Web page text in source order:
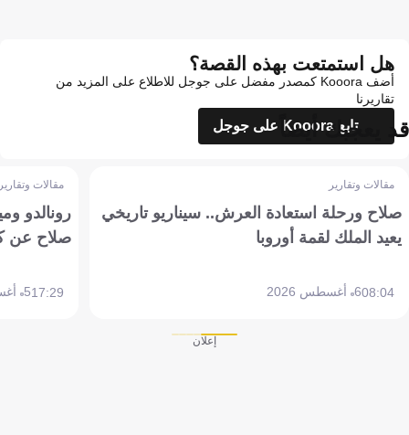
هل استمتعت بهذه القصة؟
أضف Kooora كمصدر مفضل على جوجل للاطلاع على المزيد من
تقاريرنا
تابع Kooora على جوجل
قد يعجبك أيضاً
مقالات وتقارير
صلاح ورحلة استعادة العرش.. سيناريو تاريخي
يعيد الملك لقمة أوروبا
08:046 أغسطس 2026
مقالات
رونالدو
صلاح عن
17:295 أغسطس 2026
إعلان